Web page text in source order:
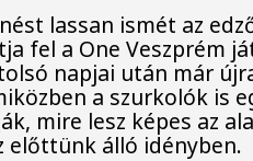
lassan ismét az
fel a One Veszprém
napjai után már
a szurkolók is
mire lesz képes az
előttünk álló idényben.